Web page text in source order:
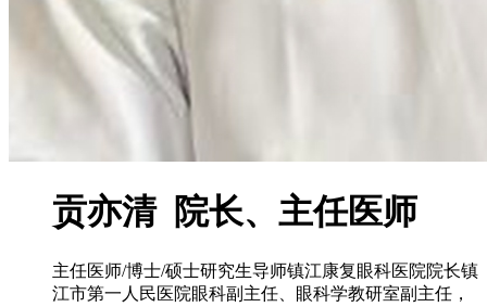
贡亦清 院长、主任医师
主任医师/博士/硕士研究生导师镇江康复眼科医院院长镇
江市第一人民医院眼科副主任、眼科学教研室副主任，